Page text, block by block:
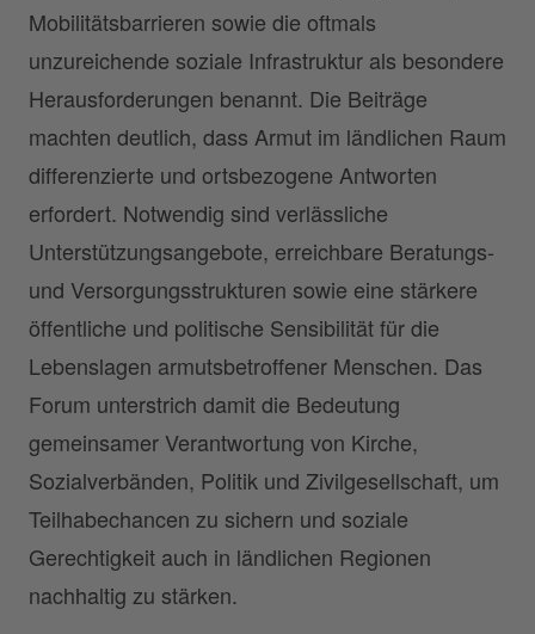
Mobilitätsbarrieren sowie die oftmals
unzureichende soziale Infrastruktur als besondere
Herausforderungen benannt. Die Beiträge
machten deutlich, dass Armut im ländlichen Raum
differenzierte und ortsbezogene Antworten
erfordert. Notwendig sind verlässliche
Unterstützungsangebote, erreichbare Beratungs-
und Versorgungsstrukturen sowie eine stärkere
öffentliche und politische Sensibilität für die
Lebenslagen armutsbetroffener Menschen. Das
Forum unterstrich damit die Bedeutung
gemeinsamer Verantwortung von Kirche,
Sozialverbänden, Politik und Zivilgesellschaft, um
Teilhabechancen zu sichern und soziale
Gerechtigkeit auch in ländlichen Regionen
nachhaltig zu stärken.